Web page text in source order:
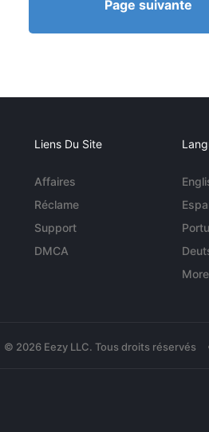
Page suivante
Liens Du Site
Affaires
Réclame
Support
DMCA
© 2026 Eezy LLC. Tous droits réservés